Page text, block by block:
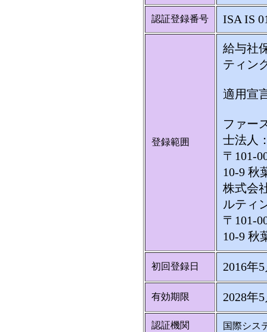
認証登録番号 ISA IS
登録範囲
給与社
ティン
適用宣
ファー
士法人
〒101-
10-9 秋
株式会
ルティ
〒101-
10-9 秋
初回登録日 2016年
有効期限 2028年
認証機関
国際シス